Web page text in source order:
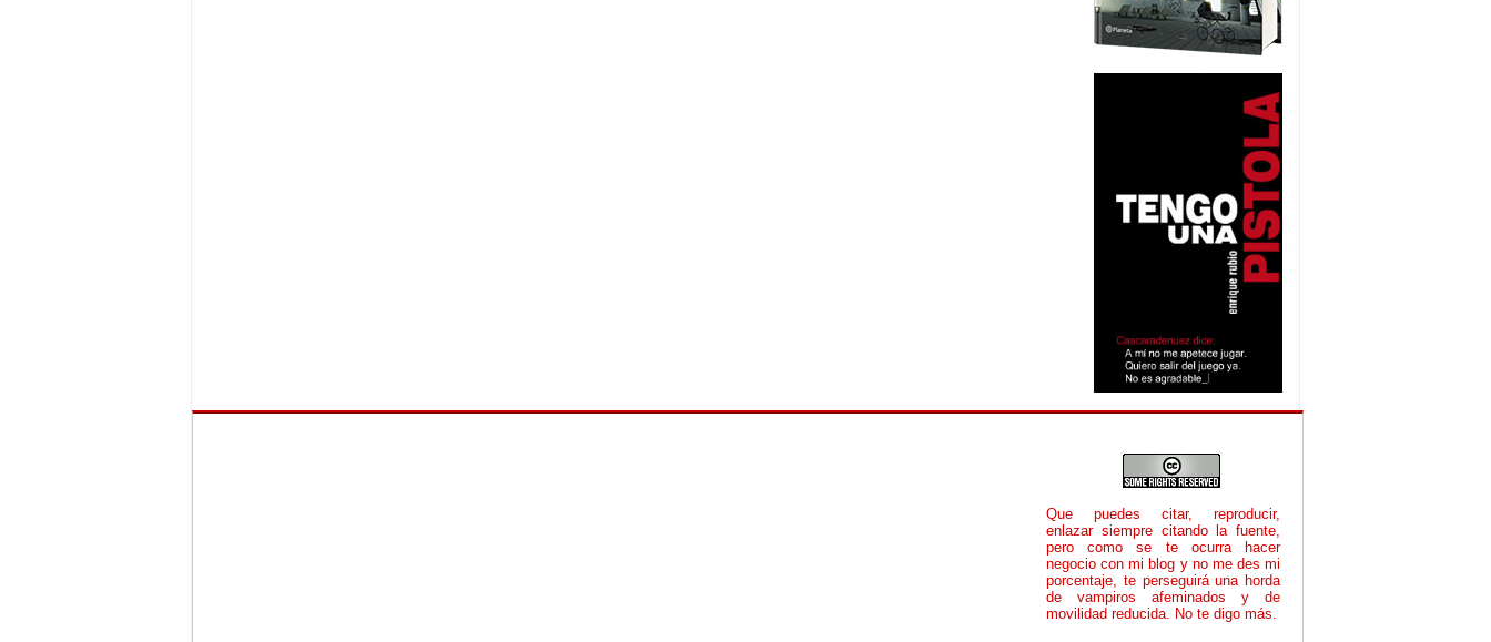
Que puedes citar, reproducir,
enlazar siempre citando la fuente,
pero como se te ocurra hacer
negocio con mi blog y no me des mi
porcentaje, te perseguirá una horda
de vampiros afeminados y de
movilidad reducida. No te digo más.